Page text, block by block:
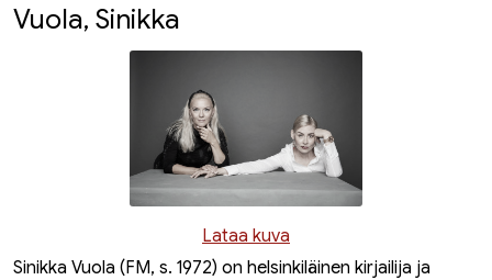
Vuola, Sinikka
Lataa kuva
Sinikka Vuola (FM, s. 1972) on helsinkiläinen kirjailija ja